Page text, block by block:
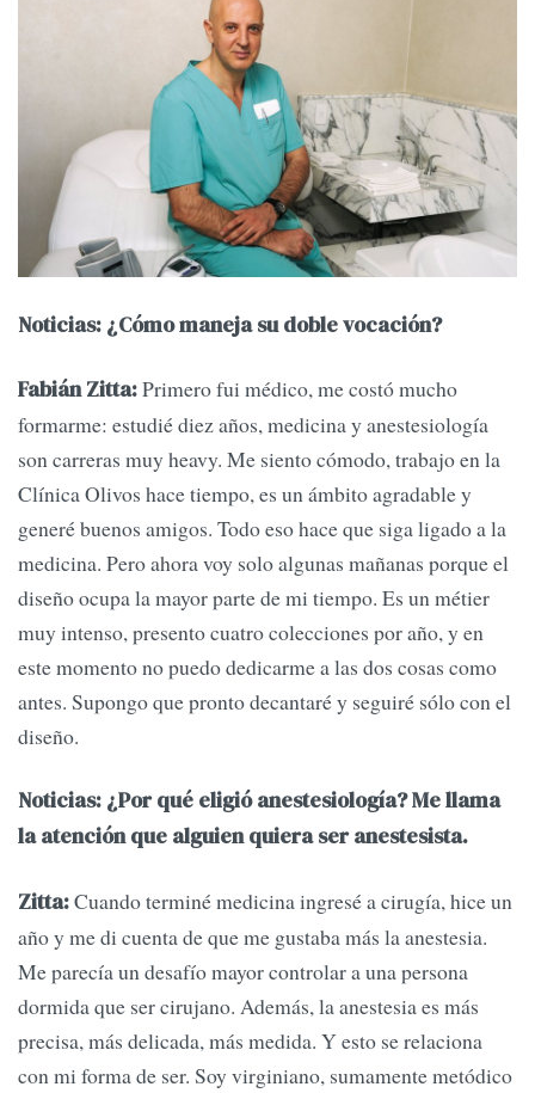
Noticias: ¿Cómo maneja su doble vocación?
Fabián Zitta:Primero fui médico, me costó mucho
formarme: estudié diez años, medicina y anestesiología
son carreras muy heavy. Me siento cómodo, trabajo en la
Clínica Olivos hace tiempo, es un ámbito agradable y
generé buenos amigos. Todo eso hace que siga ligado a la
medicina. Pero ahora voy solo algunas mañanas porque el
diseño ocupa la mayor parte de mi tiempo. Es un métier
muy intenso, presento cuatro colecciones por año, y en
este momento no puedo dedicarme a las dos cosas como
antes. Supongo que pronto decantaré y seguiré sólo con el
diseño.
Noticias: ¿Por qué eligió anestesiología? Me llama
la atención que alguien quiera ser anestesista.
Zitta:Cuando terminé medicina ingresé a cirugía, hice un
año y me di cuenta de que me gustaba más la anestesia.
Me parecía un desafío mayor controlar a una persona
dormida que ser cirujano. Además, la anestesia es más
precisa, más delicada, más medida. Y esto se relaciona
con mi forma de ser. Soy virginiano, sumamente metódico